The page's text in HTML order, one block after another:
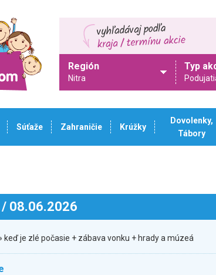
Región
Nitra
Typ
Súťaže Zahraničie Krúžky
Dovolenky,
Tábory
08.06.2026
keď je zlé počasie + zábava vonku + hrady a múzeá